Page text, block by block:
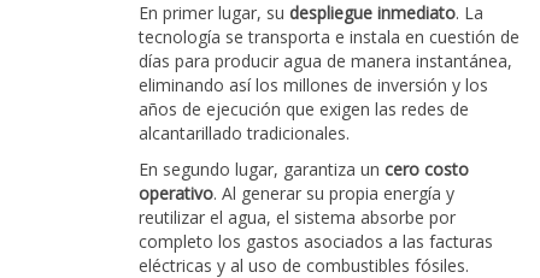
En primer lugar, su despliegue inmediato. La
tecnología se transporta e instala en cuestión de
días para producir agua de manera instantánea,
eliminando así los millones de inversión y los
años de ejecución que exigen las redes de
alcantarillado tradicionales.
En segundo lugar, garantiza un cero costo
operativo. Al generar su propia energía y
reutilizar el agua, el sistema absorbe por
completo los gastos asociados a las facturas
eléctricas y al uso de combustibles fósiles.